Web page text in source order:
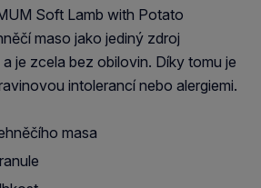
Soft Lamb with Potato
maso jako jediný zdroj
je zcela bez obilovin. Díky tomu je
intolerancí nebo alergiemi.
masa